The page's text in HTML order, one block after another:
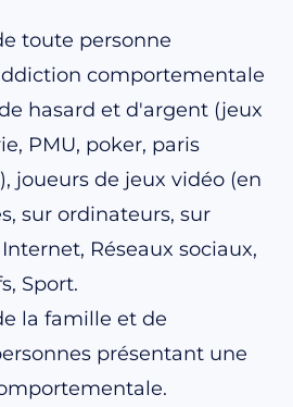
toute personne
comportementale
hasard et d'argent (jeux
PMU, poker, paris
joueurs de jeux vidéo (en
sur ordinateurs, sur
Réseaux sociaux,
Sport.
la famille et de
présentant une